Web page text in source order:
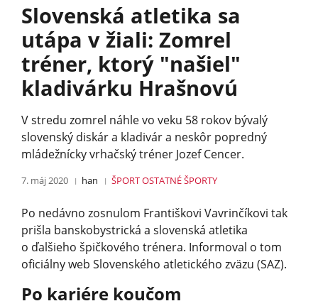
Slovenská atletika sa
utápa v žiali: Zomrel
tréner, ktorý "našiel"
kladivárku Hrašnovú
V stredu zomrel náhle vo veku 58 rokov bývalý
slovenský diskár a kladivár a neskôr popredný
mládežnícky vrhačský tréner Jozef Cencer.
7. máj 2020 han ŠPORTOSTATNÉ ŠPORTY
Po nedávno zosnulom Františkovi Vavrinčíkovi tak
prišla banskobystrická a slovenská atletika
o ďalšieho špičkového trénera. Informoval o tom
oficiálny web Slovenského atletického zväzu (SAZ).
Po kariére koučom